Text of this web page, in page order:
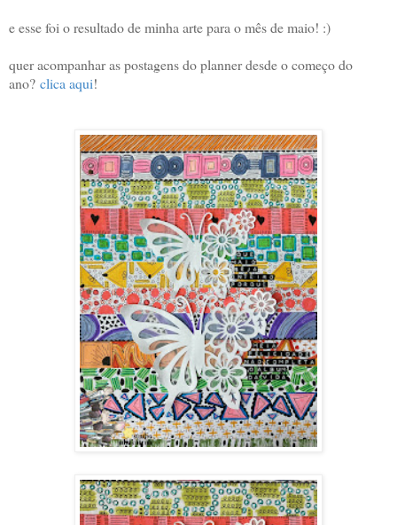
e esse foi o resultado de minha arte para o mês de maio! :)
quer acompanhar as postagens do planner desde o começo do
ano? clica aqui!